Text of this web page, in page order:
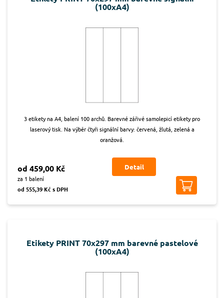
(100xA4)
3 etikety na A4, balení 100 archů. Barevné zářivé samolepicí etikety pro
laserový tisk. Na výběr čtyři signální barvy: červená, žlutá, zelená a
oranžová.
od 459,00 Kč
za 1 balení
od 555,39 Kč s DPH
Detail
Etikety PRINT 70x297 mm barevné pastelové
(100xA4)